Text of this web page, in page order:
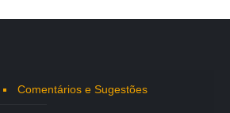
Comentários e Sugestões